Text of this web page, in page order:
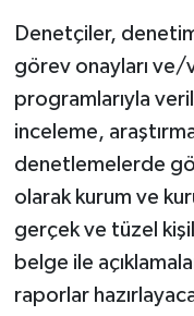
Denetçiler,
görev onayları ve/
programlarıyla
inceleme,
denetlemelerde
olarak kurum ve
gerçek ve tüzel
belge ile
raporlar